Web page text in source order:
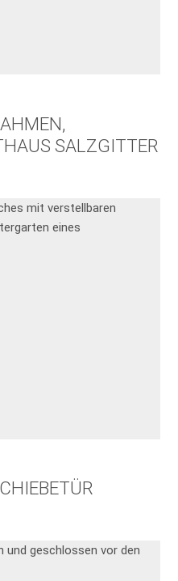
SALZGITTER